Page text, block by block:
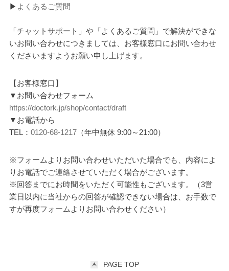
▶ よくあるご質問
「チャットサポート」や「よくあるご質問」で解決ができな
いお問い合わせにつきましては、お客様窓口にお問い合わせ
くださいますようお願い申し上げます。
【お客様窓口】
▼お問い合わせフォーム
https://doctork.jp/shop/contact/draft
▼お電話から
TEL： 0120-68-1217（年中無休 9:00～21:00）
※フォームよりお問い合わせいただいた場合でも、内容によ
りお電話でご連絡させていただく場合がございます。
※回答までにお時間をいただく可能性もございます。（3営
業日以内に当社からの回答が確認できない場合は、お手数で
すが再度フォームよりお問い合わせください）
PAGE TOP